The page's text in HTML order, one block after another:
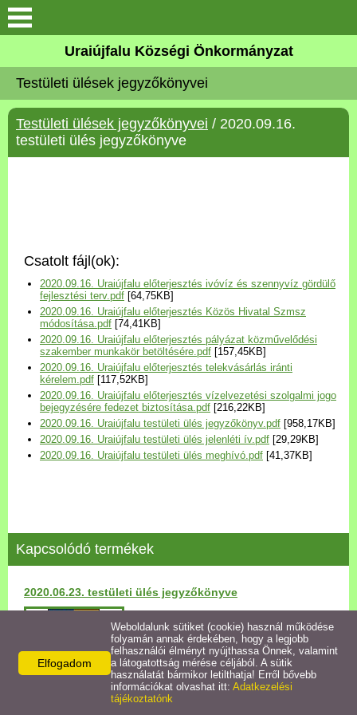
Köszöntő
Elérhetőségek
Uraiújfalu
Választási információk
Versenyképes Járások
Program
Települési Arculati
Kézikönyv
Hírek
Egyéb intézmények
Egyéb szolgáltatások
Egészségügyi ellátás
Uraiújfalu Sportegyesület
Uraiújfalu Községi Önkormányzat
Testületi ülések jegyzőkönyvei
Testületi ülések jegyzőkönyvei / 2020.09.16.
testületi ülés jegyzőkönyve
Csatolt fájl(ok):
2020.09.16. Uraiújfalu előterjesztés ivóvíz és szennyvíz gördülő
fejlesztési terv.pdf [64,75KB]
2020.09.16. Uraiújfalu előterjesztés Közös Hivatal Szmsz
módosítása.pdf [74,41KB]
2020.09.16. Uraiújfalu előterjesztés pályázat közművelődési
szakember munkakör betöltésére.pdf [157,45KB]
2020.09.16. Uraiújfalu előterjesztés telekvásárlás iránti
kérelem.pdf [117,52KB]
2020.09.16. Uraiújfalu előterjesztés vízelvezetési szolgalmi jogo
bejegyzésére fedezet biztosítása.pdf [216,22KB]
2020.09.16. Uraiújfalu testületi ülés jegyzőkönyv.pdf [958,17KB]
2020.09.16. Uraiújfalu testületi ülés jelenléti ív.pdf [29,29KB]
2020.09.16. Uraiújfalu testületi ülés meghívó.pdf [41,37KB]
Kapcsolódó termékek
2020.06.23. testületi ülés jegyzőkönyve
Részletek
Elfogadom
Weboldalunk sütiket (cookie) használ működése
folyamán annak érdekében, hogy a legjobb
felhasználói élményt nyújthassa Önnek, valamint
a látogatottság mérése céljából. A sütik
használatát bármikor letilthatja! Erről bővebb
információkat olvashat itt: Adatkezelési
tájékoztatónk